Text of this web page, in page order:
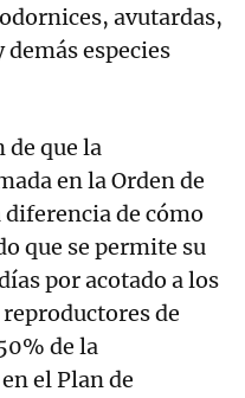
avutardas,
especies
que la
en la Orden de
diferencia de cómo
que se permite su
por acotado a los
de
de la
el Plan de